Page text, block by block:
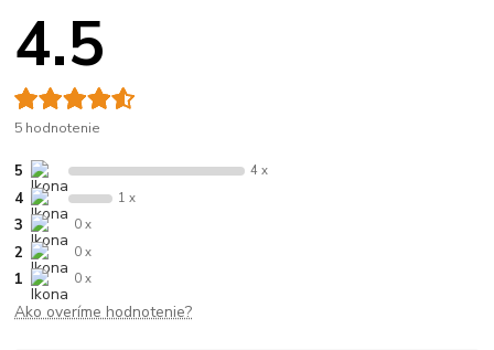
4.5
5 hodnotenie
5 4 x
4 1 x
3 0 x
2 0 x
1 0 x
Ako overíme hodnotenie?